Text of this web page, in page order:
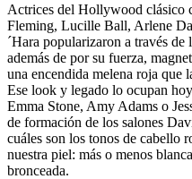
Actrices del Hollywood clásico
Fleming, Lucille Ball, Arlene
´Hara popularizaron a través
además de por su fuerza,
una encendida melena roja que
Ese look y legado lo ocupan
Emma Stone, Amy Adams o
de formación de los salones
cuáles son los tonos de cabello
nuestra piel: más o menos
bronceada.